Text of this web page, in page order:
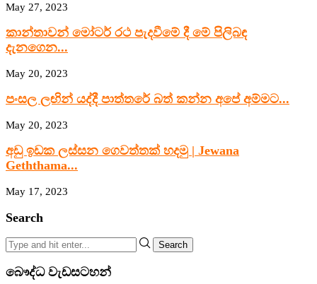
May 27, 2023
කාන්තාවන් මෝටර් රථ පැදවීමේ දී මේ පිලිබඳ
දැනගෙන...
May 20, 2023
පංසල ලඟින් යද්දී පාත්තරේ බත් කන්න අපේ අම්මට...
May 20, 2023
අඩු ඉඩක ලස්සන ගෙවත්තක් හදමු | Jewana
Geththama...
May 17, 2023
Search
Search
බෞද්ධ වැඩසටහන්